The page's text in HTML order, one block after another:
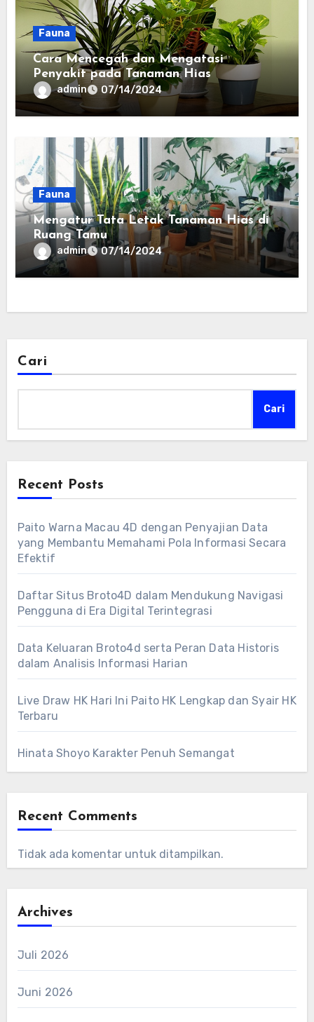
Fauna
Cara Mencegah dan Mengatasi
Penyakit pada Tanaman Hias
admin 07/14/2024
Fauna
Mengatur Tata Letak Tanaman Hias di
Ruang Tamu
admin 07/14/2024
Cari
Cari
Recent Posts
Paito Warna Macau 4D dengan Penyajian Data
yang Membantu Memahami Pola Informasi Secara
Efektif
Daftar Situs Broto4D dalam Mendukung Navigasi
Pengguna di Era Digital Terintegrasi
Data Keluaran Broto4d serta Peran Data Historis
dalam Analisis Informasi Harian
Live Draw HK Hari Ini Paito HK Lengkap dan Syair HK
Terbaru
Hinata Shoyo Karakter Penuh Semangat
Recent Comments
Tidak ada komentar untuk ditampilkan.
Archives
Juli 2026
Juni 2026